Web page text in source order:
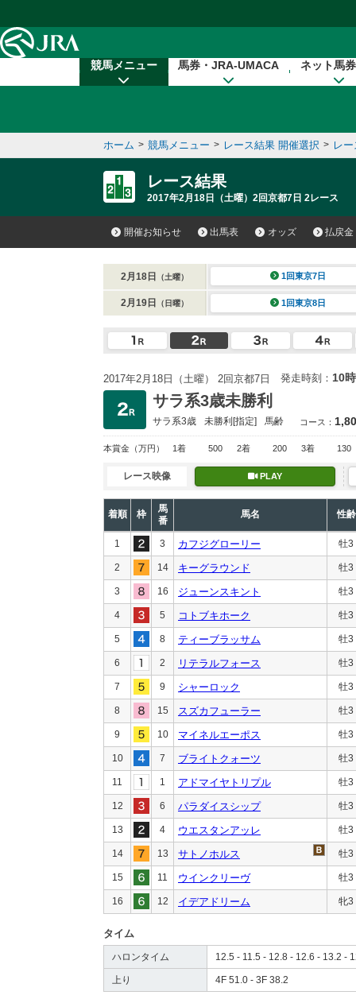
競馬メニュー 馬券・JRA-UMACA ネット馬
ホーム > 競馬メニュー > レース結果 開催選択 > レ
レース結果
2017年2月18日（土曜）2回京都7日 2レース
開催お知らせ 出馬表 オッズ 払戻金
2月18日 （土曜） 1回東京7日
2月19日 （日曜） 1回東京8日
2017年2月18日（土曜） 2回京都7日 発走時刻： 10
サラ系3歳未勝利
サラ系3歳 未勝利[指定] 馬齢 コース：
本賞金 （万円） 1着 500 2着 200 3着 130
レース映像 PLAY
着順 枠
馬
番
馬名 性齢
1 3 カフジグローリー 牡3
2 14 キーグラウンド 牡3
3 16 ジューンスキント 牡3
4 5 コトブキホーク 牡3
5 8 ティーブラッサム 牡3
6 2 リテラルフォース 牡3
7 9 シャーロック 牡3
8 15 スズカフューラー 牡3
9 10 マイネルエーポス 牡3
10 7 ブライトクォーツ 牡3
11 1 アドマイヤトリプル 牡3
12 6 パラダイスシップ 牡3
13 4 ウエスタンアッレ 牡3
14 13 サトノホルス 牡3
15 11 ウインクリーヴ 牡3
16 12 イデアドリーム 牝3
タイム
ハロンタイム 12.5 - 11.5 - 12.8 - 12.6 - 13.2 -
上り 4F 51.0 - 3F 38.2